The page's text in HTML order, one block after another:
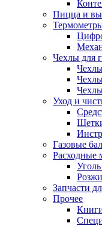
Пицца и
Чехлы для
Уход и
Газовые
Расходные
Запчасти
Прочее